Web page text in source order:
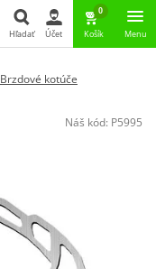
Hľadať Účet
0
Košík Menu
Brzdové kotúče
Náš kód: P5995